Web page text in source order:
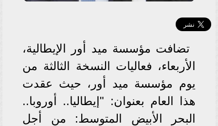
تضافت مؤسسة ميد أور الإيطالية،
الأربعاء، فعاليات النسخة الثالثة من
يوم مؤسسة ميد أور، حيث عقدت
هذا العام بعنوان: "إيطاليا.. أوروبا..
البحر الأبيض المتوسط: من أجل